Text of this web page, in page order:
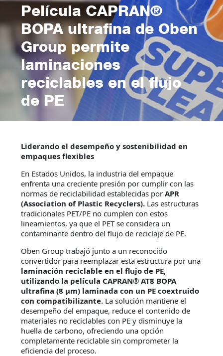
Película CAPRAN®
BOPA ultrafina de Oben
Group permite
laminaciones
reciclables en el flujo
de PE
Liderando el desempeño y sostenibilidad en
empaques flexibles
En Estados Unidos, la industria del empaque
enfrenta una creciente presión por cumplir con las
normas de reciclabilidad establecidas porAPR
(Association of Plastic Recyclers). Las estructuras
tradicionales PET/PE no cumplen con estos
lineamientos, ya que el PET se considera un
contaminante dentro del flujo de reciclaje de PE.
Oben Group trabajó junto a un reconocido
convertidor para reemplazar esta estructura por una
laminación reciclable en el flujo de PE,
utilizando la película CAPRAN® AT8 BOPA
ultrafina (8 µm) laminada con un PE coextruido
con compatibilizante. La solución mantiene el
desempeño del empaque, reduce el contenido de
materiales no reciclables con PE y disminuye la
huella de carbono, ofreciendo una opción
completamente reciclable sin comprometer la
eficiencia del proceso.